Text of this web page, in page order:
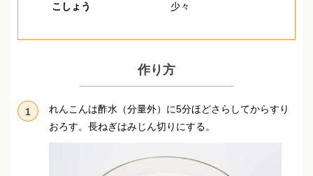
こしょう
少々
作り方
1
れんこんは酢水（分量外）に5分ほどさらしてからすり
おろす。 長ねぎはみじん切りにする。